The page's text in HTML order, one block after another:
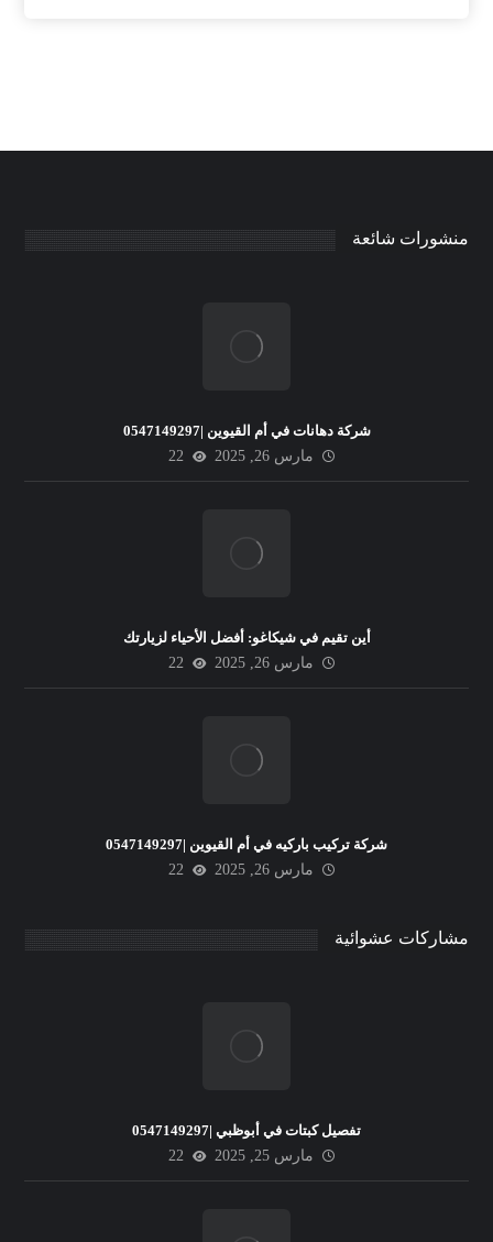
منشورات شائعة
شركة دهانات في أم القيوين |0547149297
مارس 26, 2025
22
أين تقيم في شيكاغو: أفضل الأحياء لزيارتك
مارس 26, 2025
22
شركة تركيب باركيه في أم القيوين |0547149297
مارس 26, 2025
22
مشاركات عشوائية
تفصيل كبتات في أبوظبي |0547149297
مارس 25, 2025
22